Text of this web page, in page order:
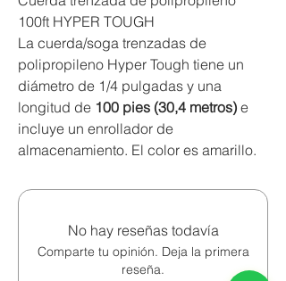
100ft HYPER TOUGH
La cuerda/soga trenzadas de
polipropileno Hyper Tough tiene un
diámetro de 1/4 pulgadas y una
longitud de 100 pies (30,4 metros) e
incluye un enrollador de
almacenamiento. El color es amarillo.
que flota, tiene una buena retención de
elasticidad. La cuerda se puede
almacenar en húmedo o seco y es
No hay reseñas todavía
Comparte tu opinión. Deja la primera
reseña.